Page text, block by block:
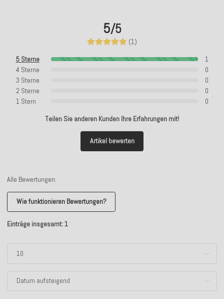
5/5
(1)
5 Sterne
1
4 Sterne
0
3 Sterne
0
2 Sterne
0
1 Stern
0
Teilen Sie anderen Kunden Ihre Erfahrungen mit!
Artikel bewerten
Alle Bewertungen:
Wie funktionieren Bewertungen?
Einträge insgesamt: 1